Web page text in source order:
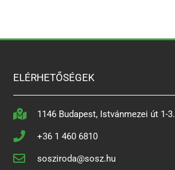
ELÉRHETŐSÉGEK
1146 Budapest, Istvánmezei út 1-3.
+36 1 460 6810
sosziroda@sosz.hu